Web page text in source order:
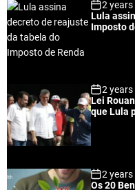
2
Lula
Imposto
2
Lei
que Lula
2
Os 20